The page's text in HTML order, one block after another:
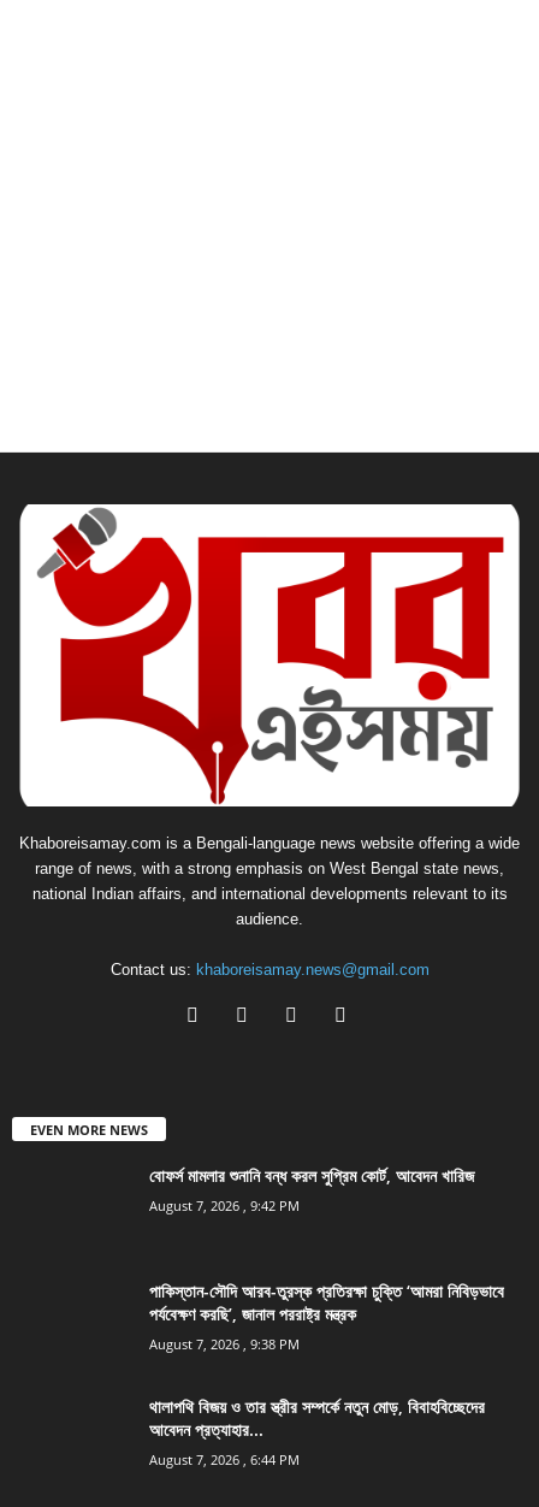
Khaboreisamay.com is a Bengali-language news website offering a wide
range of news, with a strong emphasis on West Bengal state news,
national Indian affairs, and international developments relevant to its
audience.
Contact us: khaboreisamay.news@gmail.com
EVEN MORE NEWS
বোফর্স মামলার শুনানি বন্ধ করল সুপ্রিম কোর্ট, আবেদন খারিজ
August 7, 2026 , 9:42 PM
পাকিস্তান-সৌদি আরব-তুরস্ক প্রতিরক্ষা চুক্তি ‘আমরা নিবিড়ভাবে
পর্যবেক্ষণ করছি’, জানাল পররাষ্ট্র মন্ত্রক
August 7, 2026 , 9:38 PM
থালাপথি বিজয় ও তার স্ত্রীর সম্পর্কে নতুন মোড়, বিবাহবিচ্ছেদের
আবেদন প্রত্যাহার...
August 7, 2026 , 6:44 PM